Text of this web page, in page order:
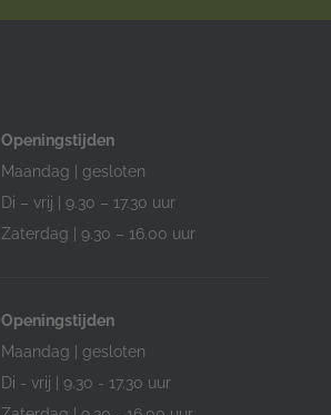
Openingstijden
Maandag | gesloten
Di – vrij | 9.30 – 17.30 uur
Zaterdag | 9.30 – 16.00 uur
Openingstijden
Maandag | gesloten
Di - vrij | 9.30 - 17.30 uur